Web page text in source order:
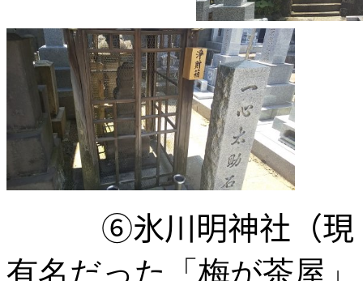
⑥氷川明神社（現、
有名だった「梅が茶屋」